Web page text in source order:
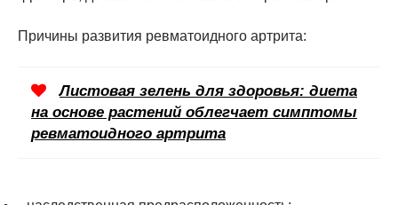
Причины развития ревматоидного артрита:
Листовая зелень для здоровья: диета
на основе растений облегчает симптомы
ревматоидного артрита